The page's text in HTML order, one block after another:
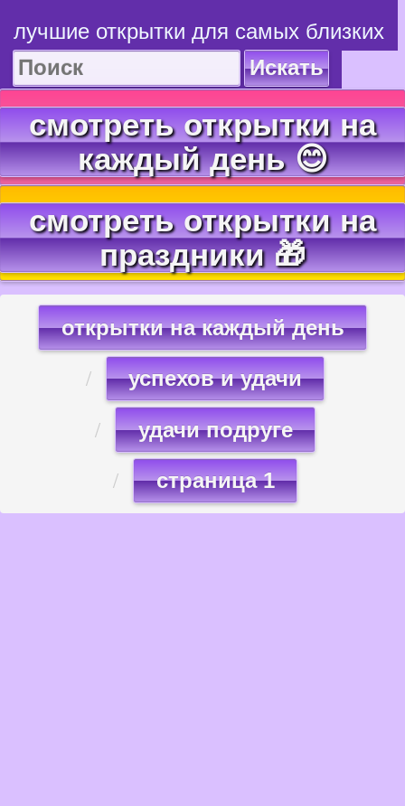
лучшие открытки для самых близких
Искать
смотреть открытки на
каждый день 😊
смотреть открытки на
праздники 🎁
открытки на каждый день
успехов и удачи
удачи подруге
страница 1